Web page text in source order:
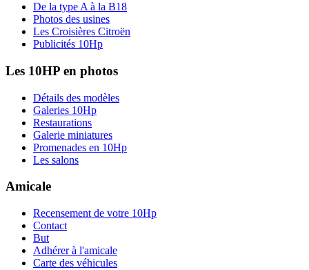
De la type A à la B18
Photos des usines
Les Croisières Citroën
Publicités 10Hp
Les 10HP en photos
Détails des modèles
Galeries 10Hp
Restaurations
Galerie miniatures
Promenades en 10Hp
Les salons
Amicale
Recensement de votre 10Hp
Contact
But
Adhérer à l'amicale
Carte des véhicules